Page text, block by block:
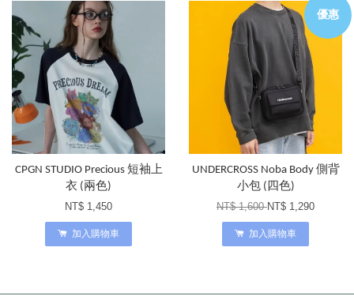
CPGN STUDIO Precious 短袖上
衣 (兩色)
NT$ 1,450
加入購物車
優惠
UNDERCROSS Noba Body 側背
小包 (四色)
NT$ 1,600NT$ 1,290
加入購物車